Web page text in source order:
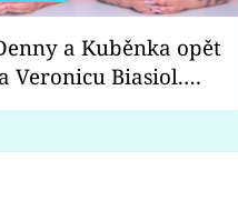
a Kuběnka opět
Veronicu Biasiol.
nich falešná a